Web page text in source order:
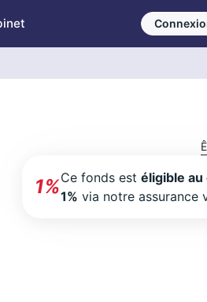
1%Ce fonds estéligible au
1% via notre assurance